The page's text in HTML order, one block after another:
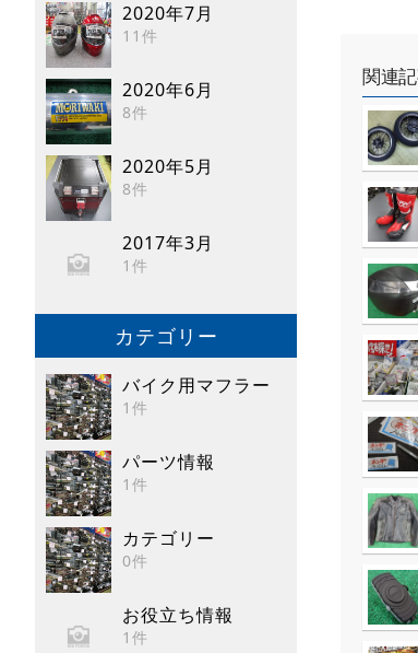
2020年7月
11件
2020年6月
8件
2020年5月
8件
2017年3月
1件
カテゴリー
バイク用マフラー
1件
パーツ情報
1件
カテゴリー
0件
お役立ち情報
1件
関連